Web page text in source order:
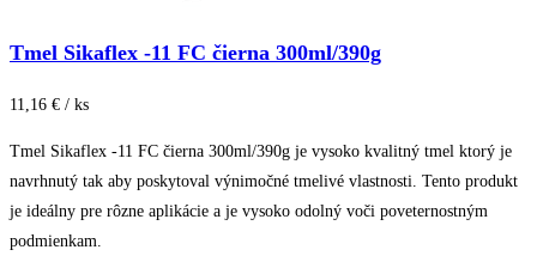
Tmel Sikaflex -11 FC čierna 300ml/390g
11,16 € / ks
Tmel Sikaflex -11 FC čierna 300ml/390g je vysoko kvalitný tmel ktorý je
navrhnutý tak aby poskytoval výnimočné tmelivé vlastnosti. Tento produkt
je ideálny pre rôzne aplikácie a je vysoko odolný voči poveternostným
podmienkam.